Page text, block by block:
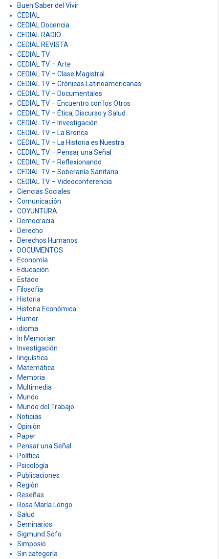
Buen Saber del Vivir
CEDIAL
CEDIAL Docencia
CEDIAL RADIO
CEDIAL REVISTA
CEDIAL TV
CEDIAL TV – Arte
CEDIAL TV – Clase Magistral
CEDIAL TV – Crónicas Latinoamericanas
CEDIAL TV – Documentales
CEDIAL TV – Encuentro con los Otros
CEDIAL TV – Ética, Discurso y Salud
CEDIAL TV – Investigación
CEDIAL TV – La Bronca
CEDIAL TV – La Historia es Nuestra
CEDIAL TV – Pensar una Señal
CEDIAL TV – Reflexionando
CEDIAL TV – Soberanía Sanitaria
CEDIAL TV – Videoconferencia
Ciencias Sociales
Comunicación
COYUNTURA
Democracia
Derecho
Derechos Humanos
DOCUMENTOS
Economía
Educación
Estado
Filosofía
Historia
Historia Económica
Humor
idioma
In Memorian
Investigación
linguística
Matemática
Memoria
Multimedia
Mundo
Mundo del Trabajo
Noticias
Opiniòn
Paper
Pensar una Señal
Política
Psicología
Publicaciones
Regiòn
Reseñas
Rosa María Longo
Salud
Seminarios
Sigmund Sofo
Simposio
Sin categoría